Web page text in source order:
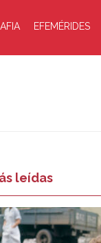
EFEMÉRIDES
leídas